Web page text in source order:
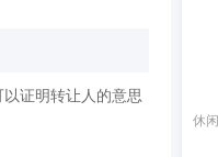
证明转让人的意思